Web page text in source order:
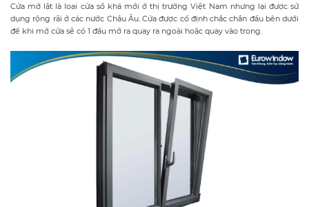
Cửa mở lật là loại cửa sổ khá mới ở thị trường Việt Nam nhưng lại được sử
dụng rộng rãi ở các nước Châu Âu. Cửa được cố định chắc chắn đầu bên dưới
để khi mở cửa sẽ có 1 đầu mở ra quay ra ngoài hoặc quay vào trong.